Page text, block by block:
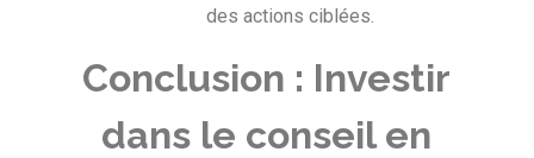
des actions ciblées.
Conclusion : Investir
dans le conseil en